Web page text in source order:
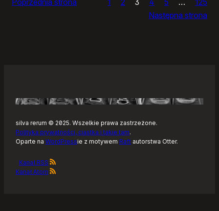
Następna strona
silva rerum © 2025. Wszelkie prawa zastrzeżone.
Polityka prywatności, ciastka i takie tam.
Oparte na WordPressie z motywem Raft autorstwa Otter.
Kanał RSS
Kanał Atom